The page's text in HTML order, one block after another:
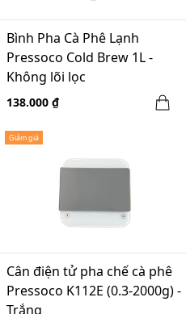
Bình Pha Cà Phê Lạnh
Pressoco Cold Brew 1L -
Không lõi lọc
138.000 ₫
Giảm giá
Cân điện tử pha chế cà phê
Pressoco K112E (0.3-2000g) -
Trắng